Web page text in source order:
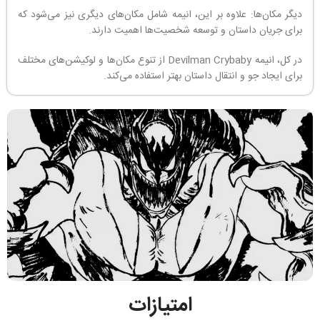
دیگر مکان‌ها: علاوه بر این، انیمه شامل مکان‌های دیگری نیز می‌شود که
برای جریان داستان و توسعه شخصیت‌ها اهمیت دارند.
در کل، انیمه Devilman Crybaby از تنوع مکان‌ها و لوکیشن‌های مختلف
برای ایجاد جو و انتقال داستان بهتر استفاده می‌کند.
امتیازات